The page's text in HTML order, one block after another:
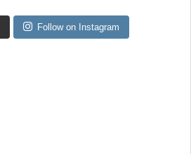
Follow on Instagram